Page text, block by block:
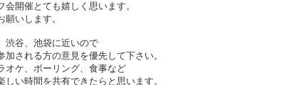
会開催とても嬉しく思います。
願いします。
渋谷、池袋に近いので
加される方の意見を優先して下さい。
オケ、ボーリング、食事など
しい時間を共有できたらと思います。